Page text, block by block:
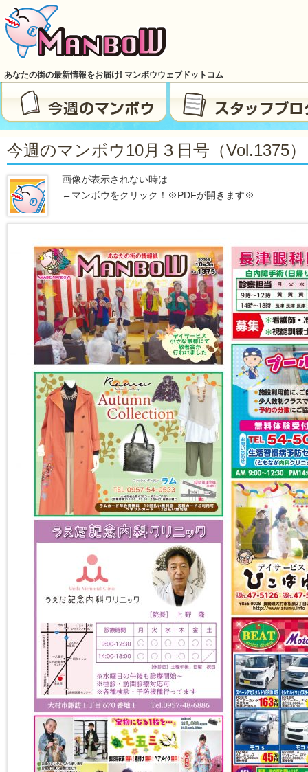
あなたの街の最新情報をお届け! マンボウウェブドットコム
今週のマンボウ10月３日号（vol.1375）
画像が表示されない時は
←マンボウをクリック！※PDFが開きます※